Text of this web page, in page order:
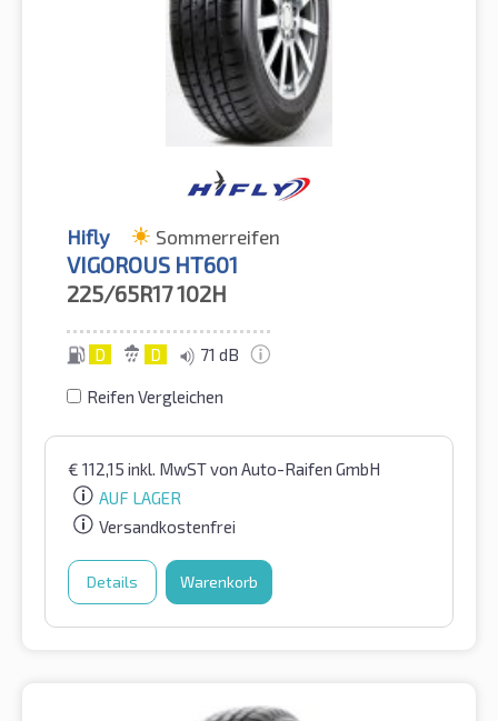
Hifly Sommerreifen
VIGOROUS HT601
225/65R17102H
D D 71 dB
Reifen Vergleichen
€ 112,15 inkl. MwSTvon Auto-Raifen GmbH
AUF LAGER
Versandkostenfrei
Details Warenkorb